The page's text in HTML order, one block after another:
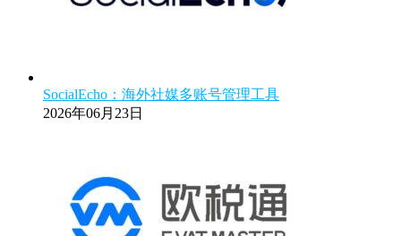
SocialEcho：海外社媒多账号管理工具
2026年06月23日